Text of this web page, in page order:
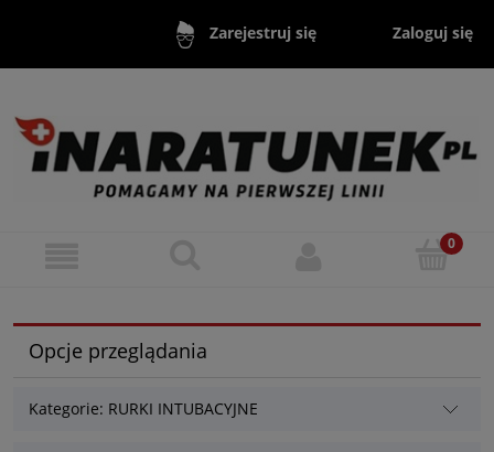
Zarejestruj się Zaloguj się
Opcje przeglądania
Kategorie: RURKI INTUBACYJNE